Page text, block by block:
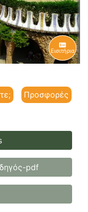
Εισιτήρια
Προσφορές
pdf